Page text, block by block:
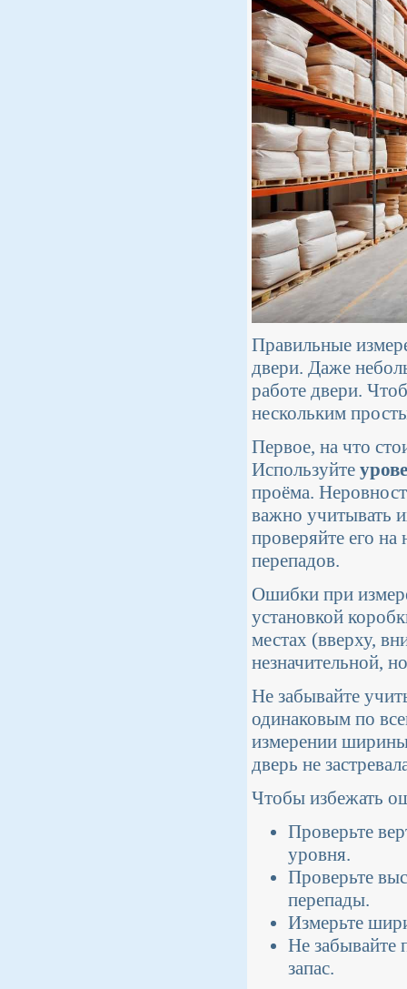
Правильные
двери. Даже
работе двери.
нескольким
Первое, на что
Используйте
проёма.
важно учитывать
проверяйте его на
перепадов.
Ошибки при
установкой
местах (вверху,
незначительной,
Не забывайте
одинаковым по
измерении ширины
дверь не
Чтобы избежать
Проверьте
уровня.
Проверьте
перепады.
Измерьте
Не забывайте
запас.